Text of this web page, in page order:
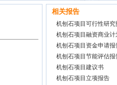
相关报告
机刨石项目可行性研究
机刨石项目融资商业计
机刨石项目资金申请报
机刨石项目节能评估报
机刨石项目建议书
机刨石项目立项报告